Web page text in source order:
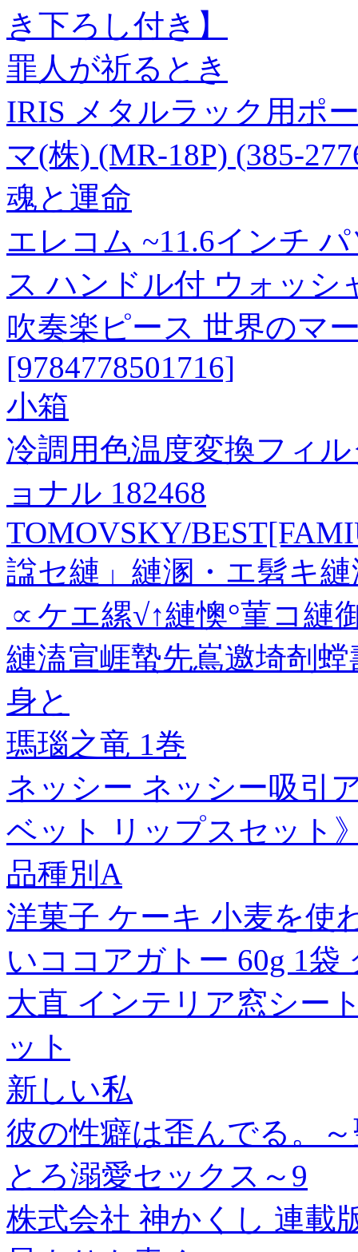
き下ろし付き】
罪人が祈るとき
IRIS メタルラック用ポ
マ(株) (MR-18P) (385-
魂と運命
エレコム ~11.6インチ
ス ハンドル付 ウォッシ
吹奏楽ピース 世界のマ
[9784778501716]
小箱
冷調用色温度変換フィ
ョナル 182468
TOMOVSKY/
諡セ縺」縺溷・エ髫キ
∝ケエ縲√↑縺懊°菫コ縺
縺溘宣崕蟄先嶌邀埼剞
身と
瑪瑙之竜 1巻
ネッシー ネッシー吸引
ベット リップスセット
品種別A
洋菓子 ケーキ 小麦を使
いココアガトー 60g 1袋
大直 インテリア窓シー
ット
新しい私
彼の性癖は歪んでる。
とろ溺愛セックス～9
株式会社 神かくし 連載